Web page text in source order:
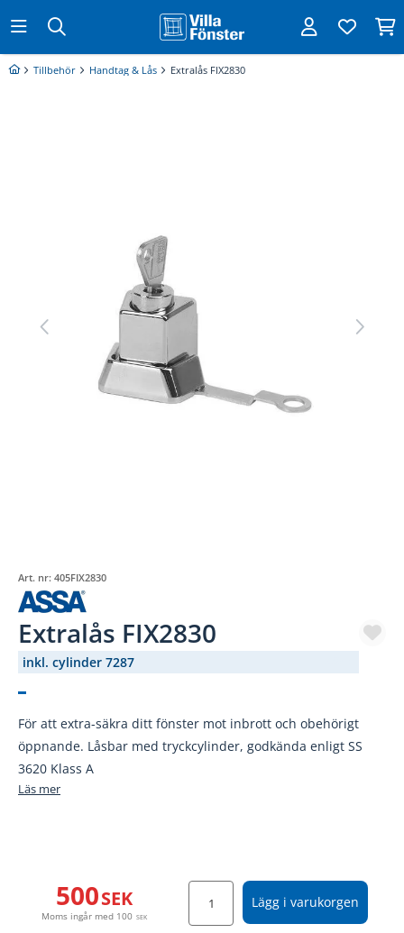
Tillbehör Handtag & Lås Extralås FIX2830
Art. nr: 405FIX2830
Extralås FIX2830
inkl. cylinder 7287
För att extra-säkra ditt fönster mot inbrott och obehörigt
öppnande. Låsbar med tryckcylinder, godkända enligt SS
3620 Klass A
Läs mer
Lägg i varukorgen
500SEK
Moms ingår med 100 SEK